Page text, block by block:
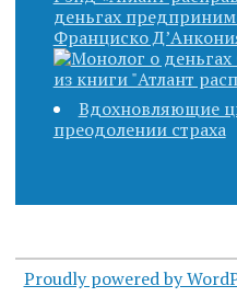
деньгах
Франциско
Вдохновляющие
преодолении страха
Proudly powered by